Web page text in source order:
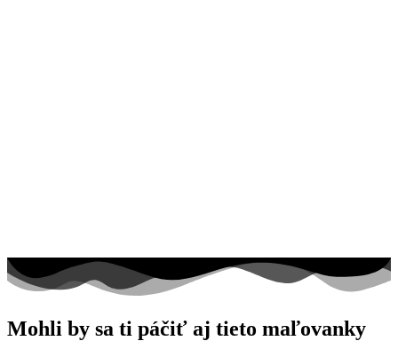
Mohli by sa ti páčiť aj tieto maľovanky